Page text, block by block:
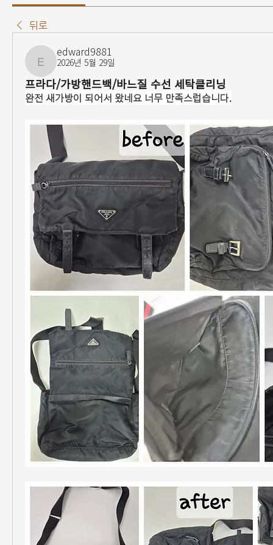
뒤로
edward9881
edward9881
2026년 5월 29일
프라다/가방핸드백/바느질 수선 세탁클리닝
완전 새가방이 되어서 왔네요 너무 만족스럽습니다.